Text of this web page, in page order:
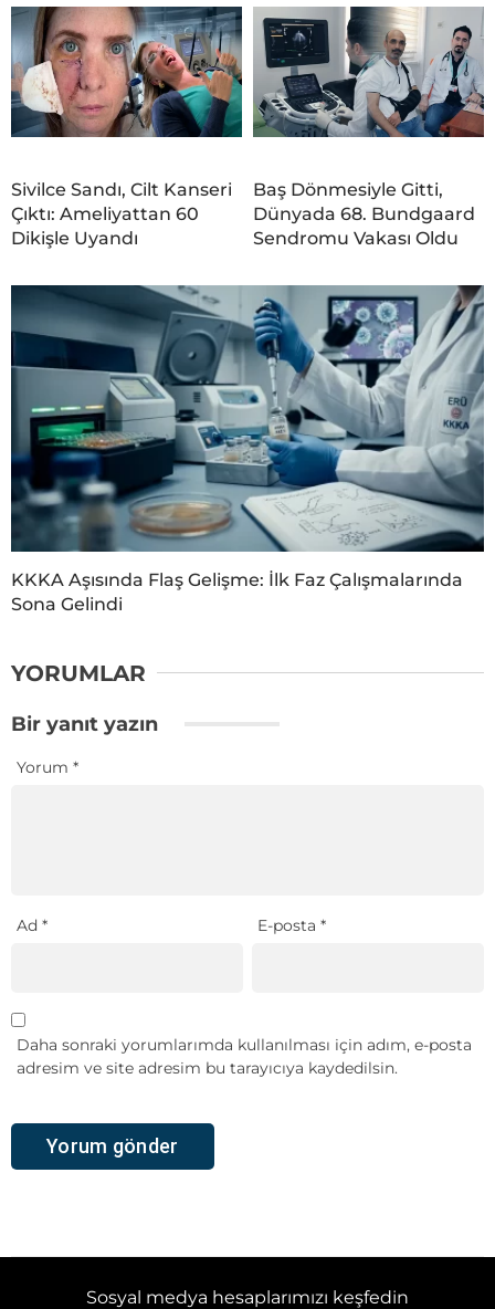
Sivilce Sandı, Cilt Kanseri
Çıktı: Ameliyattan 60
Dikişle Uyandı
Baş Dönmesiyle Gitti,
Dünyada 68. Bundgaard
Sendromu Vakası Oldu
KKKA Aşısında Flaş Gelişme: İlk Faz Çalışmalarında
Sona Gelindi
YORUMLAR
Bir yanıt yazın
Yorum *
Ad * E-posta*
Daha sonraki yorumlarımda kullanılması için adım, e-posta
adresim ve site adresim bu tarayıcıya kaydedilsin.
Sosyal medya hesaplarımızı keşfedin